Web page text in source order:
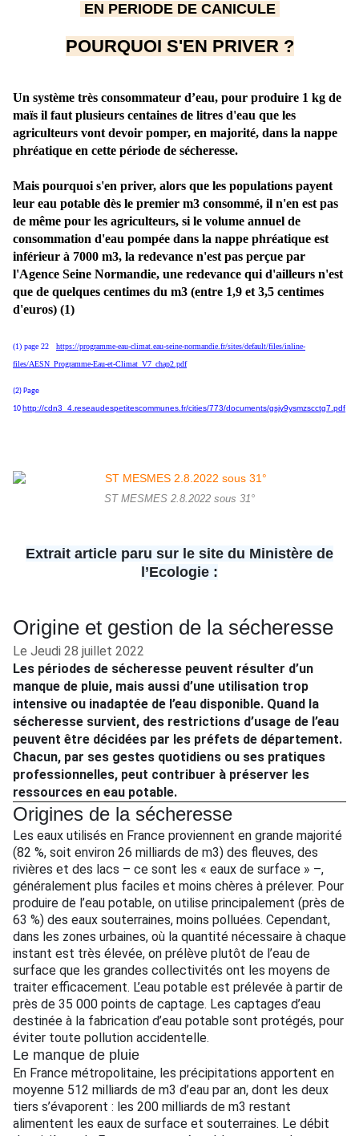
EN PERIODE DE CANICULE
POURQUOI S'EN PRIVER ?
Un système très consommateur d’eau, pour produire 1 kg de
maïs il faut plusieurs centaines de litres d'eau que les
agriculteurs vont devoir pomper, en majorité, dans la nappe
phréatique en cette période de sécheresse.
Mais pourquoi s'en priver, alors que les populations payent
leur eau potable dès le premier m3 consommé, il n'en est pas
de même pour les agriculteurs, si le volume annuel de
consommation d'eau pompée dans la nappe phréatique est
inférieur à 7000 m3, la redevance n'est pas perçue par
l'Agence Seine Normandie, une redevance qui d'ailleurs n'est
que de quelques centimes du m3 (entre 1,9 et 3,5 centimes
d'euros) (1)
(1) page 22 https://programme-eau-climat.eau-seine-normandie.fr/sites/default/files/inline-
files/AESN_Programme-Eau-et-Climat_V7_chap2.pdf
(2) Page
10http://cdn3_4.reseaudespetitescommunes.fr/cities/773/documents/gsjy9ysmzscctg7.pdf
ST MESMES 2.8.2022 sous 31°
Extrait article paru sur le site du Ministère de
l’Ecologie :
Origine et gestion de la sécheresse
Le Jeudi 28 juillet 2022
Les périodes de sécheresse peuvent résulter d’un
manque de pluie, mais aussi d’une utilisation trop
intensive ou inadaptée de l’eau disponible. Quand la
sécheresse survient, des restrictions d’usage de l’eau
peuvent être décidées par les préfets de département.
Chacun, par ses gestes quotidiens ou ses pratiques
professionnelles, peut contribuer à préserver les
ressources en eau potable.
Origines de la sécheresse
Les eaux utilisés en France proviennent en grande majorité
(82 %, soit environ 26 milliards de m3) des fleuves, des
rivières et des lacs – ce sont les « eaux de surface » –,
généralement plus faciles et moins chères à prélever. Pour
produire de l’eau potable, on utilise principalement (près de
63 %) des eaux souterraines, moins polluées. Cependant,
dans les zones urbaines, où la quantité nécessaire à chaque
instant est très élevée, on prélève plutôt de l’eau de
surface que les grandes collectivités ont les moyens de
traiter efficacement. L’eau potable est prélevée à partir de
près de 35 000 points de captage. Les captages d’eau
destinée à la fabrication d’eau potable sont protégés, pour
éviter toute pollution accidentelle.
Le manque de pluie
En France métropolitaine, les précipitations apportent en
moyenne 512 milliards de m3 d’eau par an, dont les deux
tiers s’évaporent : les 200 milliards de m3 restant
alimentent les eaux de surface et souterraines. Le débit